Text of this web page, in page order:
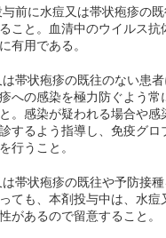
前に水痘又は帯状疱疹の
こと。血清中のウイルス抗
有用である。
帯状疱疹の既往のない患
への感染を極力防ぐよう常
。感染が疑われる場合や感
するよう指導し、免疫グロ
行うこと。
帯状疱疹の既往や予防接
ても、本剤投与中は、水痘
があるので留意すること。